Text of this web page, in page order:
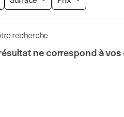
recherche
ne correspond à